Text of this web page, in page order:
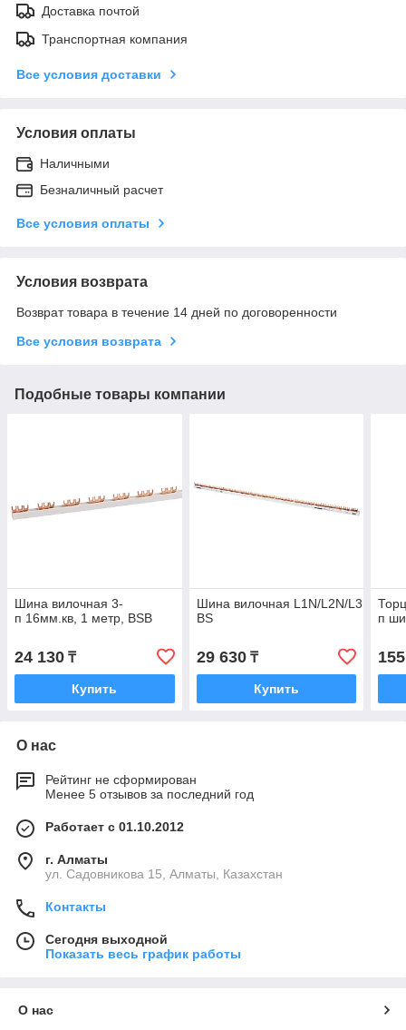
Доставка почтой
Транспортная компания
Все условия доставки
Условия оплаты
Наличными
Безналичный расчет
Все условия оплаты
Условия возврата
Возврат товара в течение 14 дней по договоренности
Все условия возврата
Подобные товары компании
Шина вилочная 3-
п 16мм.кв, 1 метр, BSB
24 130 ₸
Купить
Шина вилочная L1N/L2N/L3N
BS
29 630₸
Купить
п
155
О нас
Рейтинг не сформирован
Менее 5 отзывов за последний год
Работает с 01.10.2012
г. Алматы
ул. Садовникова 15, Алматы, Казахстан
Контакты
Сегодня выходной
Показать весь график работы
О нас